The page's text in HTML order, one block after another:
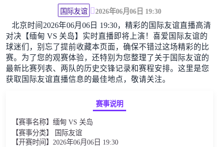
欧冠视频
欧冠新闻
国际友谊 2026年06月06日 19:30
北京时间2026年06月06日 19:30，精彩的国际友谊直播高清
对决【缅甸 VS 关岛】实时直播即将上演！喜爱国际友谊的
球迷们，别忘了提前收藏本页面，确保不错过这场精彩的比
赛。为了您的观赛体验，还特别为您整理了关于国际友谊的
最新比赛列表、两队的历史交锋记录和赛程安排。这里是您
获取国际友谊直播信息的最佳地点，敬请关注。
赛事说明
【赛事名称】缅甸 VS 关岛
【赛事分类】 国际友谊
【开赛时间】2026年06月06日 19:30